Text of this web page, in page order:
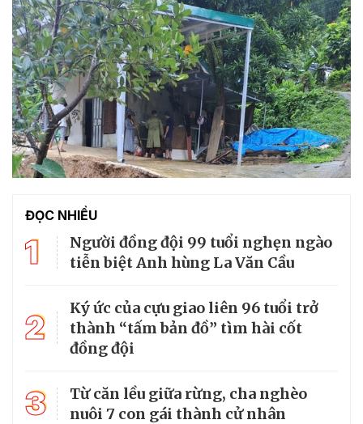
ĐỌC NHIỀU
1
Người đồng đội 99 tuổi nghẹn ngào
tiễn biệt Anh hùng La Văn Cầu
2
Ký ức của cựu giao liên 96 tuổi trở
thành “tấm bản đồ” tìm hài cốt
đồng đội
3
Từ căn lều giữa rừng, cha nghèo
nuôi 7 con gái thành cử nhân